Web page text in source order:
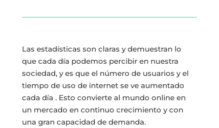
Las estadísticas son claras y demuestran lo
que cada día podemos percibir en nuestra
sociedad, y es que el número de usuarios y el
tiempo de uso de internet se ve aumentado
cada día . Esto convierte al mundo online en
un mercado en continuo crecimiento y con
una gran capacidad de demanda.